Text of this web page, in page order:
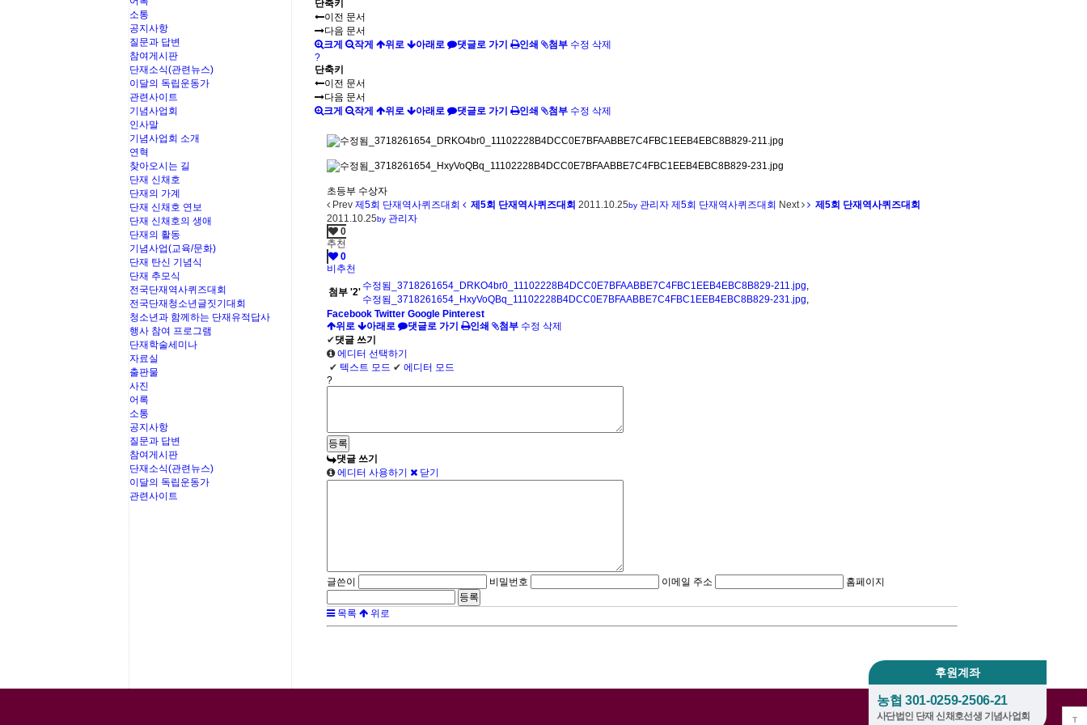
후원계좌
농협 301-0259-2506-21
사단법인 단재 신채호선생 기념사업회
소통
공지사항
질문과 답변
참여게시판
단재소식(관련뉴스)
이달의 독립운동가
관련사이트
기념사업회
인사말
기념사업회 소개
연혁
찾아오시는 길
단재 신채호
단재의 가계
단재 신채호 연보
단재 신채호의 생애
단재의 활동
기념사업(교육/문화)
단재 탄신 기념식
단재 추모식
전국단재역사퀴즈대회
전국단재청소년글짓기대회
청소년과 함께하는 단재유적답사
행사 참여 프로그램
단재학술세미나
자료실
출판물
사진
어록
소통
공지사항
질문과 답변
참여게시판
단재소식(관련뉴스)
이달의 독립운동가
관련사이트
단축키
이전 문서
다음 문서
크게
작게 위로 아래로 댓글로 가기 인쇄 첨부 수정 삭제
?
단축키
이전 문서
다음 문서
크게
작게 위로 아래로 댓글로 가기 인쇄 첨부 수정 삭제
초등부 수상자
Prev 제5회 단재역사퀴즈대회 제5회 단재역사퀴즈대회 2011.10.25by 관리자 제5회 단재역사퀴즈대회 Next
제5회 단재역사퀴즈대회
2011.10.25by 관리자
0
추천
0
비추천
첨부 '2'
수정됨_3718261654_DRKO4br0_11102228B4DCC0E7BFAABBE7C4FBC1EEB4EBC8B829-211.jpg,
수정됨_3718261654_HxyVoQBq_11102228B4DCC0E7BFAABBE7C4FBC1EEB4EBC8B829-231.jpg,
Facebook Twitter Google Pinterest
위로
아래로 댓글로 가기 인쇄 첨부 수정 삭제
✔댓글 쓰기
에디터 선택하기
✔ 텍스트 모드 ✔ 에디터 모드
?
댓글 쓰기
에디터 사용하기
닫기
글쓴이 비밀번호 이메일 주소 홈페이지
목록 위로
T